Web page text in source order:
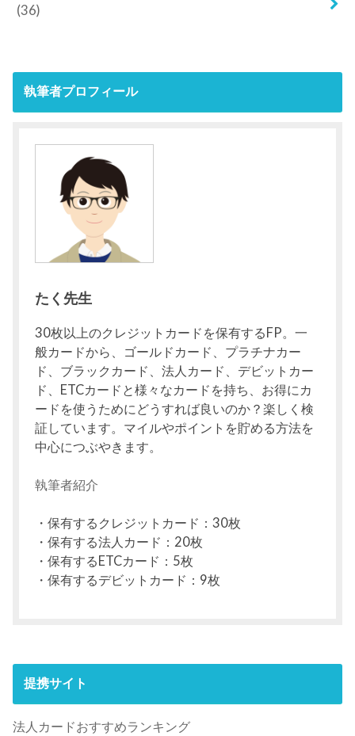
(36)
執筆者プロフィール
たく先生
30枚以上のクレジットカードを保有するFP。一
般カードから、ゴールドカード、プラチナカー
ド、ブラックカード、法人カード、デビットカー
ド、ETCカードと様々なカードを持ち、お得にカ
ードを使うためにどうすれば良いのか？楽しく検
証しています。マイルやポイントを貯める方法を
中心につぶやきます。
執筆者紹介
・保有するクレジットカード：30枚
・保有する法人カード：20枚
・保有するETCカード：5枚
・保有するデビットカード：9枚
提携サイト
法人カードおすすめランキング